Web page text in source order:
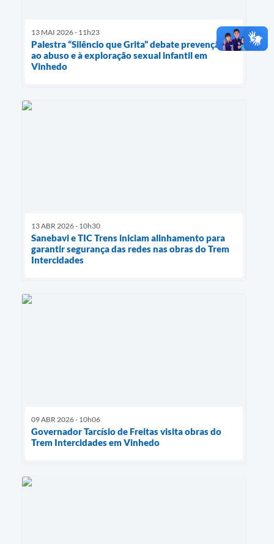
13 MAI 2026 - 11h23
Palestra “Silêncio que Grita” debate prevenção
ao abuso e à exploração sexual infantil em
Vinhedo
13 ABR 2026 - 10h30
Sanebavi e TIC Trens iniciam alinhamento para
garantir segurança das redes nas obras do Trem
Intercidades
09 ABR 2026 - 10h06
Governador Tarcísio de Freitas visita obras do
Trem Intercidades em Vinhedo